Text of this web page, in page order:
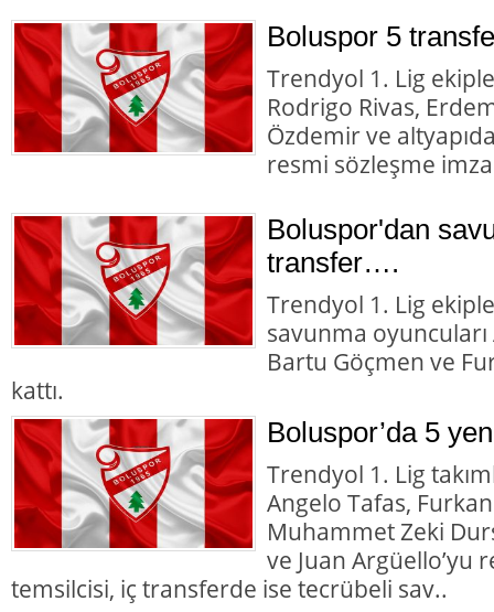
Boluspor 5
Trendyol 1. Lig
Rodrigo Rivas,
Özdemir ve
resmi sözleşme
Boluspor'dan
transfer….
Trendyol 1. Lig
savunma oyuncuları
Bartu Göçmen ve
kattı.
Boluspor’da 5
Trendyol 1. Lig
Angelo Tafas,
Muhammet Zeki
ve Juan Argüello’yu
temsilcisi, iç transferde ise tecrübeli sav..